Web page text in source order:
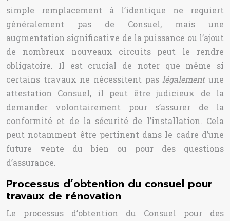
simple remplacement à l’identique ne requiert
généralement pas de Consuel, mais une
augmentation significative de la puissance ou l’ajout
de nombreux nouveaux circuits peut le rendre
obligatoire. Il est crucial de noter que même si
certains travaux ne nécessitent pas légalementune
attestation Consuel, il peut être judicieux de la
demander volontairement pour s’assurer de la
conformité et de la sécurité de l’installation. Cela
peut notamment être pertinent dans le cadre d’une
future vente du bien ou pour des questions
d’assurance.
Processus d’obtention du consuel pour
travaux de rénovation
Le processus d’obtention du Consuel pour des